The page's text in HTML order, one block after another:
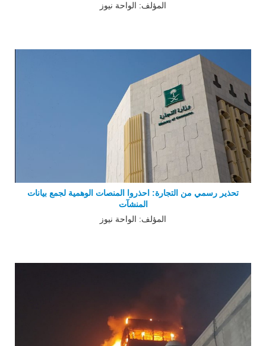
المؤلف: الواحة نيوز
تحذير رسمي من التجارة: احذروا المنصات الوهمية لجمع بيانات
المنشآت
المؤلف: الواحة نيوز